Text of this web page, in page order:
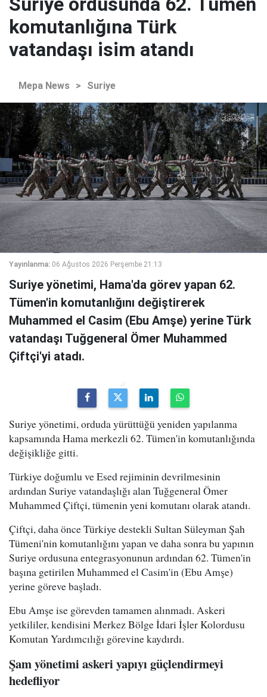
komutanlığına Türk
vatandaşı isim atandı
Mepa News > Suriye
Yayınlanma: 06 Ağustos 2026 Perşembe 21:13
Suriye yönetimi, Hama'da görev yapan 62.
Tümen'in komutanlığını değiştirerek
Muhammed el Casim (Ebu Amşe) yerine Türk
vatandaşı Tuğgeneral Ömer Muhammed
Çiftçi'yi atadı.
Suriye yönetimi, orduda yürüttüğü yeniden yapılanma
kapsamında Hama merkezli 62. Tümen'in komutanlığında
değişikliğe gitti.
Türkiye doğumlu ve Esed rejiminin devrilmesinin
ardından Suriye vatandaşlığı alan Tuğgeneral Ömer
Muhammed Çiftçi, tümenin yeni komutanı olarak atandı.
Çiftçi, daha önce Türkiye destekli Sultan Süleyman Şah
Tümeni'nin komutanlığını yapan ve daha sonra bu yapının
Suriye ordusuna entegrasyonunun ardından 62. Tümen'in
başına getirilen Muhammed el Casim'in (Ebu Amşe)
yerine göreve başladı.
Ebu Amşe ise görevden tamamen alınmadı. Askeri
yetkililer, kendisini Merkez Bölge İdari İşler Kolordusu
Komutan Yardımcılığı görevine kaydırdı.
Şam yönetimi askeri yapıyı güçlendirmeyi
hedefliyor